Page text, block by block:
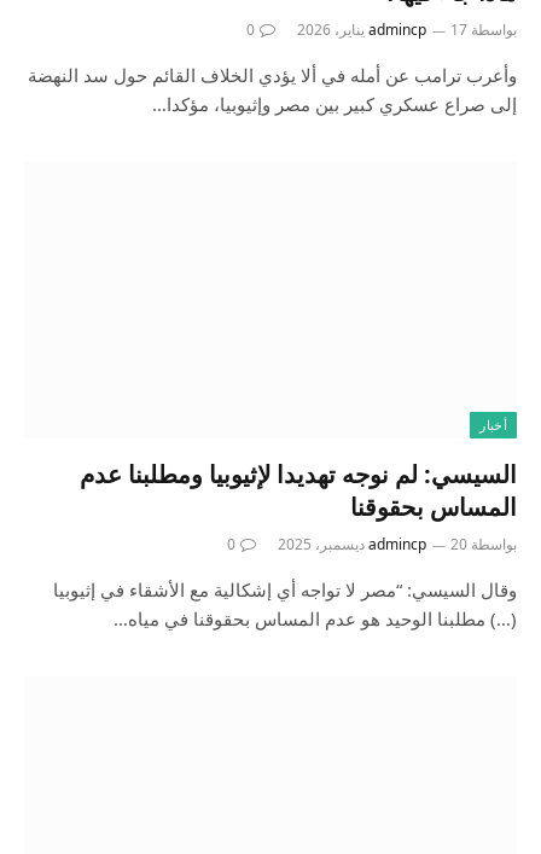
بواسطة admincp 17 يناير، 2026 0
وأعرب ترامب عن أمله في ألا يؤدي الخلاف القائم حول سد النهضة
إلى صراع عسكري كبير بين مصر وإثيوبيا، مؤكدا…
أخبار
السيسي: لم نوجه تهديدا لإثيوبيا ومطلبنا عدم
المساس بحقوقنا
بواسطة admincp 20 ديسمبر، 2025 0
وقال السيسي: “مصر لا تواجه أي إشكالية مع الأشقاء في إثيوبيا
(…) مطلبنا الوحيد هو عدم المساس بحقوقنا في مياه…